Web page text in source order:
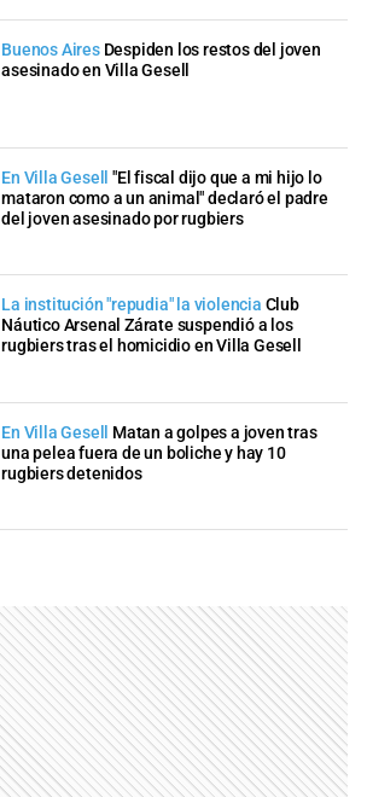
Buenos Aires Despiden los restos del joven
asesinado en Villa Gesell
En Villa Gesell
"El fiscal dijo que a mi hijo lo
mataron como a un animal" declaró el padre
del joven asesinado por rugbiers
La institución "repudia" la violencia Club
Náutico Arsenal Zárate suspendió a los
rugbiers tras el homicidio en Villa Gesell
En Villa Gesell Matan a golpes a joven tras
una pelea fuera de un boliche y hay 10
rugbiers detenidos